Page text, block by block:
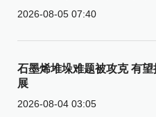
2026-08-05 07:40
石墨烯堆垛难题被攻克 有
展
2026-08-04 03:05